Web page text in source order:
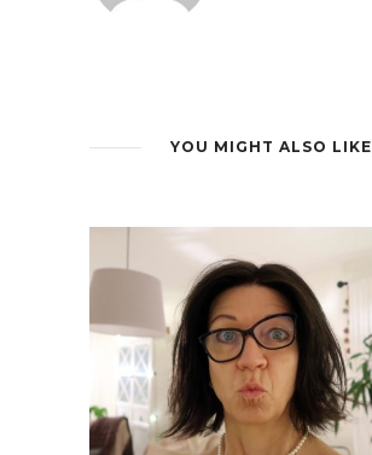
YOU MIGHT ALSO LIKE